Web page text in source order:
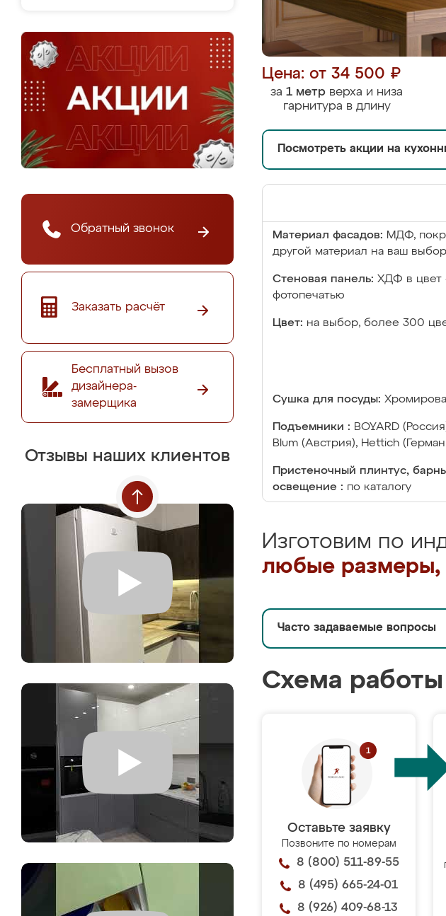
Обратный звонок
Заказать расчёт
Бесплатный вызов
дизайнера-
замерщика
Отзывы наших клиентов
Цена: от 34 500 ₽
за 1 метр верха и низа
гарнитура в длину
Посмотреть акции на
Материал фасадов: МДФ,
другой материал на ваш выбор
Стеновая панель: ХДФ в цвет
фотопечатью
Цвет: на выбор, более 300
Сушка для посуды:
Подъемники : BOYARD
Blum (Австрия), Hettich
Пристеночный плинтус,
освещение : по каталогу
Изготовим по
любые размеры,
Часто задаваемые вопросы
Схема работы
Оставьте заявку
Позвоните по номерам
8 (800) 511-89-55
8 (495) 665-24-01
8 (926) 409-68-13